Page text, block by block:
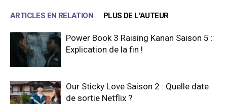
ARTICLES EN RELATION PLUS DE L'AUTEUR
Power Book 3 Raising Kanan Saison 5 :
Explication de la fin !
Our Sticky Love Saison 2 : Quelle date
de sortie Netflix ?